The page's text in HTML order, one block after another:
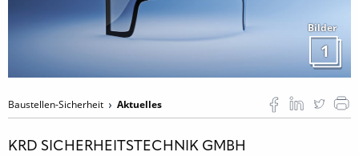
Bilder
1
Baustellen-Sicherheit Aktuelles
KRD SICHERHEITSTECHNIK GMBH